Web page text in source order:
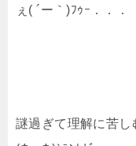
ぇ( ´ー｀)ﾌｩｰ．．．
謎過ぎて理解に苦